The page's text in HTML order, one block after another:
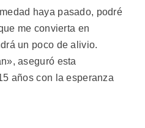
haya pasado, podré
me convierta en
un poco de alivio.
aseguró esta
años con la esperanza